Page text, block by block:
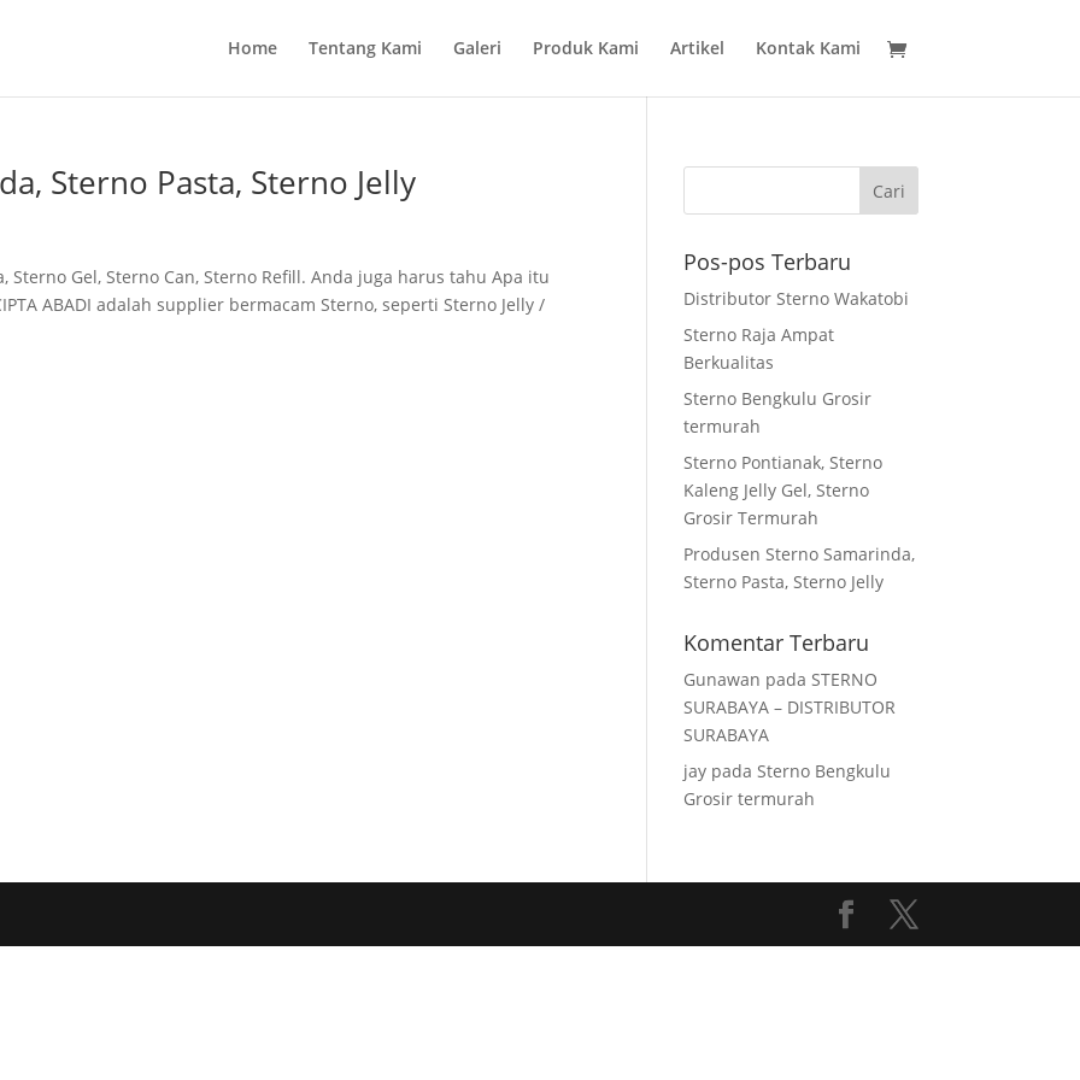
Home Tentang Kami Galeri Produk Kami Artikel Kontak Kami
Sterno Pasta, Sterno Jelly
Gel, Sterno Can, Sterno Refill. Anda juga harus tahu Apa itu
ABADI adalah supplier bermacam Sterno, seperti Sterno Jelly /
Pos-pos Terbaru
Distributor Sterno Wakatobi
Sterno Raja Ampat
Berkualitas
Sterno Bengkulu Grosir
termurah
Sterno Pontianak, Sterno
Kaleng Jelly Gel, Sterno
Grosir Termurah
Produsen Sterno Samarinda,
Sterno Pasta, Sterno Jelly
Komentar Terbaru
Gunawan padaSTERNO
SURABAYA – DISTRIBUTOR
SURABAYA
jay padaSterno Bengkulu
Grosir termurah